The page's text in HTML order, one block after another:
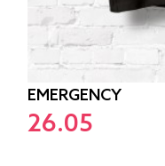
EMERGENCY
26.05